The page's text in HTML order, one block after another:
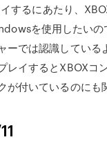
するにあたり、
を使用したいの
ーでは認識している
レイするとXBOXコ
が付いているのにも